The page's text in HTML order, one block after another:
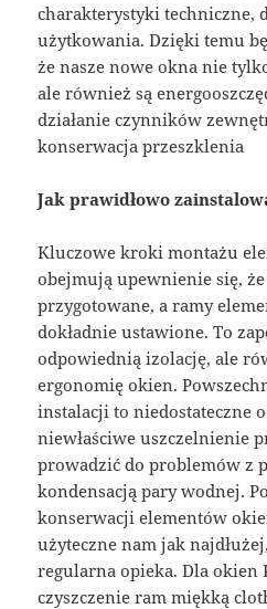
charakterystyki techniczne,
użytkowania. Dzięki temu
że nasze nowe okna nie
ale również są
działanie czynników
konserwacja przeszklenia
Jak prawidłowo
Kluczowe kroki montażu
obejmują upewnienie się,
przygotowane, a ramy
dokładnie ustawione. To
odpowiednią izolację, ale
ergonomię okien.
instalacji to niedostateczne
niewłaściwe uszczelnienie
prowadzić do problemów z
kondensacją pary wodnej.
konserwacji elementów
użyteczne nam jak
regularna opieka. Dla okien
czyszczenie ram miękką